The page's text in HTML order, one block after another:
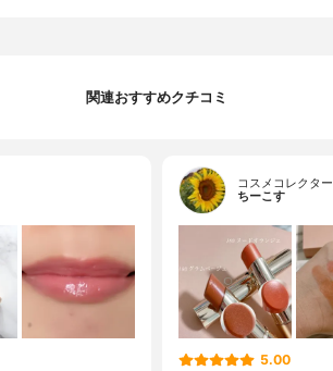
関連おすすめクチコミ
コスメコレクター
ちーこす
5.00